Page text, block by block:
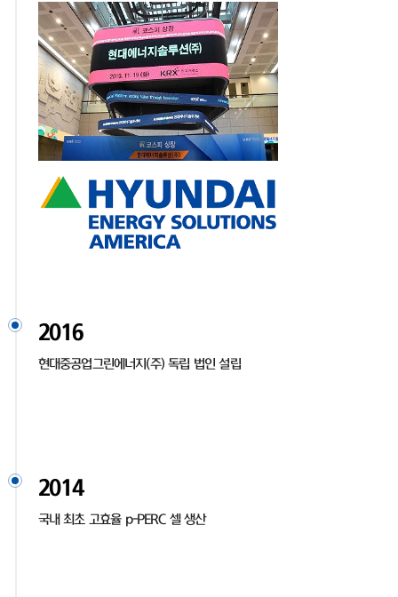
2016
현대중공업그린에너지(주) 독립 법인 설립
2014
국내 최초 고효율 p-PERC 셀 생산